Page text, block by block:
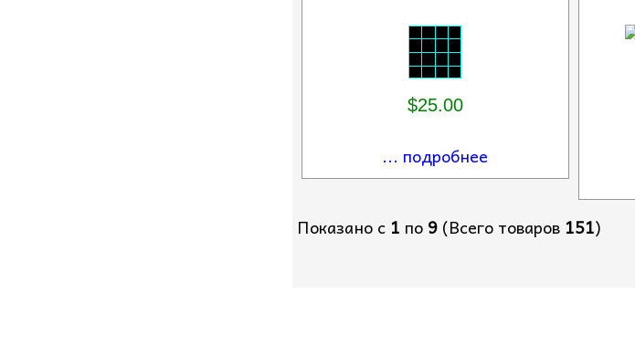
$25.00
... подробнее
Показано с 1 по 9(Всего товаров 151)